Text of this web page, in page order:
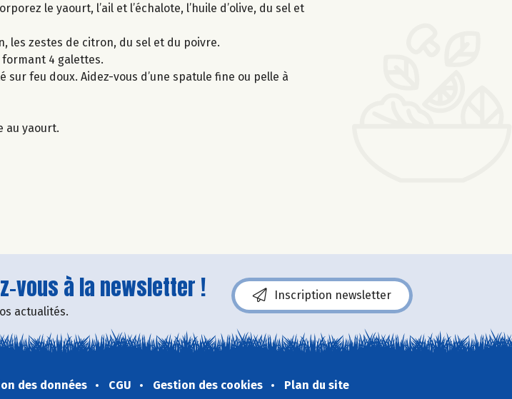
le yaourt, l’ail et l’échalote, l’huile d’olive, du sel et
les zestes de citron, du sel et du poivre.
formant 4 galettes.
feu doux. Aidez-vous d’une spatule fine ou pelle à
au yaourt.
vous à la newsletter !
actualités.
Inscription newsletter
des données CGU Gestion des cookies Plan du site